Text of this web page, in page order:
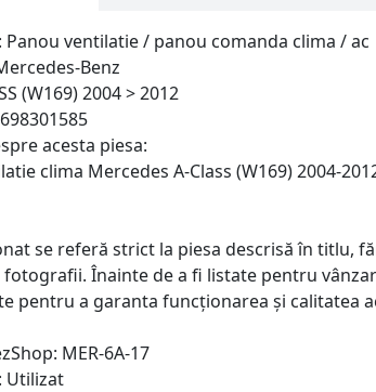
Panou ventilatie / panou comanda clima / ac
Benz
(W169) 2004 > 2012
acesta piesa:
clima Mercedes A-Class (W169) 2004-
se referă strict la piesa descrisă în titlu,
Înainte de a fi listate pentru
pentru a garanta funcționarea și calitatea
MER-6A-17
Utilizat